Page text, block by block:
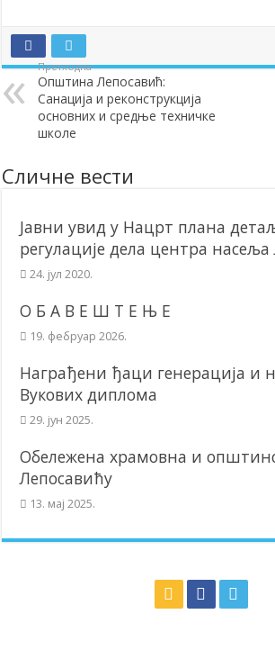
Претходна
Општина Лепосавић:
Санација и реконструкција
основних и средње техничке
школе
Сличне вести
Јавни увид у Нацрт плана
регулације дела центра
24. јул 2020.
О Б А В Е Ш Т Е Њ Е
19. фебруар 2026.
Награђени ђаци генерација и
Вукових диплома
29. јун 2025.
Обележена храмовна и
Лепосавићу
13. мај 2025.